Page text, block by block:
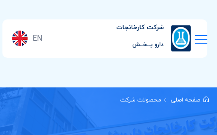
شرکت کارخانجات
دارو پــخــش EN
صفحه اصلی محصولات شرکت